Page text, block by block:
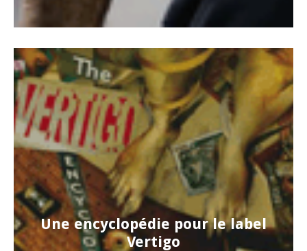
Une encyclopédie pour le label
Vertigo